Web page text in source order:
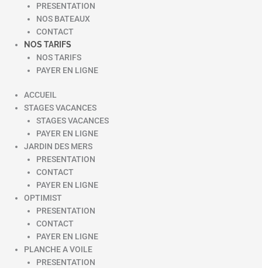
PRESENTATION
NOS BATEAUX
CONTACT
NOS TARIFS
NOS TARIFS
PAYER EN LIGNE
ACCUEIL
STAGES VACANCES
STAGES VACANCES
PAYER EN LIGNE
JARDIN DES MERS
PRESENTATION
CONTACT
PAYER EN LIGNE
OPTIMIST
PRESENTATION
CONTACT
PAYER EN LIGNE
PLANCHE A VOILE
PRESENTATION